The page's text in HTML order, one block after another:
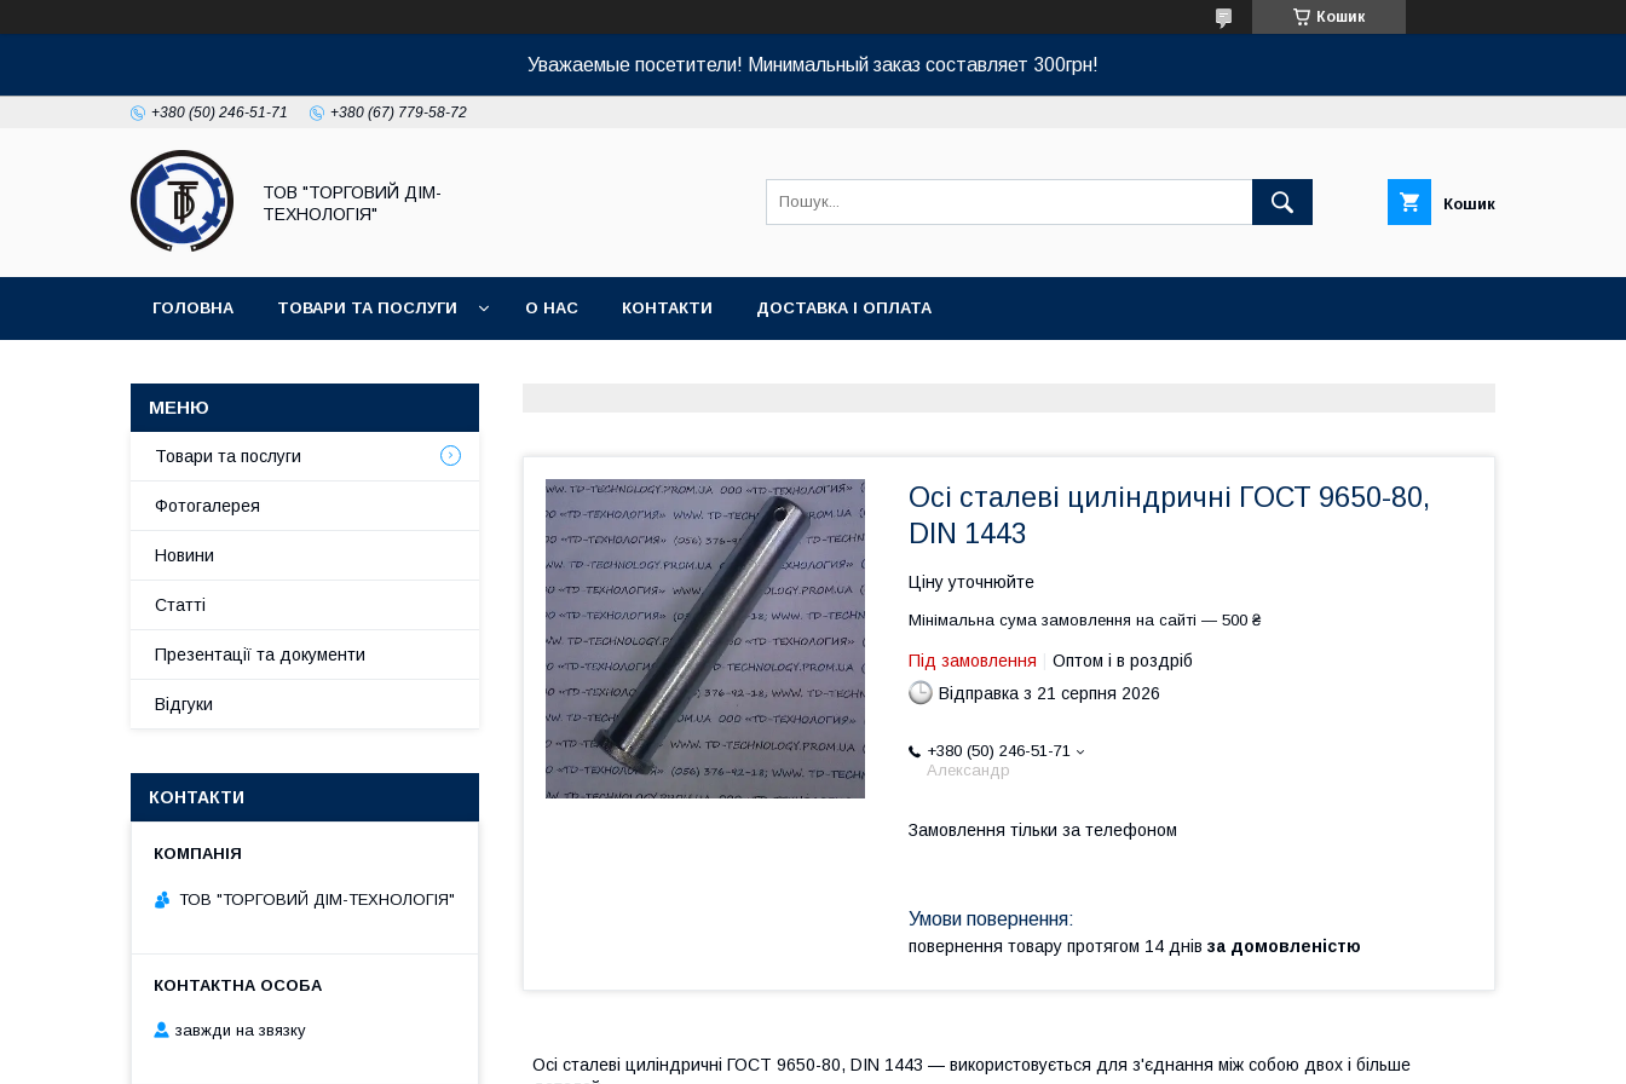
Кошик
Уважаемые посетители! Минимальный заказ составляет 300грн!
+380 (50) 246-51-71 +380 (67) 779-58-72
ТОВ "ТОРГОВИЙ ДІМ-
ТЕХНОЛОГІЯ"
Кошик
ГОЛОВНА ТОВАРИ ТА ПОСЛУГИ О НАС КОНТАКТИ ДОСТАВКА І ОПЛАТА
Осі сталеві циліндричні ГОСТ 9650-80,
DIN 1443
Ціну уточнюйте
Мінімальна сума замовлення на сайті — 500 ₴
Під замовлення
Оптом і в роздріб
Відправка з 21 серпня 2026
+380 (50) 246-51-71
Александр
Замовлення тільки за телефоном
повернення товару протягом 14 днів за домовленістю
Осі сталеві циліндричні ГОСТ 9650-80, DIN 1443 — використовується для з'єднання між собою двох і більше
Товари та послуги
Фотогалерея
Новини
Статті
Презентації та документи
Відгуки
КОНТАКТИ
ТОВ "ТОРГОВИЙ ДІМ-ТЕХНОЛОГІЯ"
завжди на звязку